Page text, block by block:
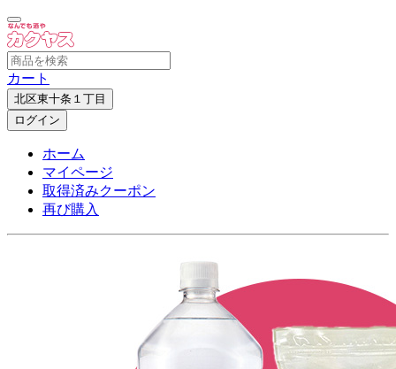
カート
北区東十条１丁目
ログイン
ホーム
マイページ
取得済みクーポン
再び購入